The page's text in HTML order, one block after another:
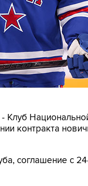
- Клуб
контракта
соглашение с